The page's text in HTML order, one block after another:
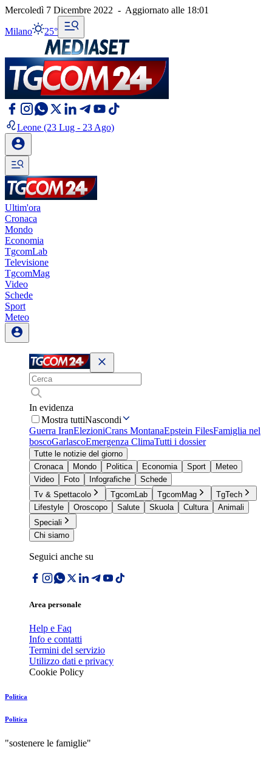
Mercoledì 7 Dicembre 2022 - Aggiornato alle 18:01
Milano 25°
Leone (23 Lug - 23 Ago)
Ultim'ora
Cronaca
Mondo
Economia
TgcomLab
Televisione
TgcomMag
Video
Schede
Sport
Meteo
In evidenza
Mostra tuttiNascondi
Guerra IranElezioniCrans MontanaEpstein FilesFamiglia nel
boscoGarlascoEmergenza ClimaTutti i dossier
Tutte le notizie del giorno
Cronaca
Mondo Politica Economia Sport
Meteo
Video
Foto Infografiche
Schede
Tv & Spettacolo
TgcomLab TgcomMag
TgTech
Lifestyle
Oroscopo Salute Skuola Cultura
Animali
Speciali
Chi siamo
Seguici anche su
Area personale
Help e Faq
Info e contatti
Termini del servizio
Utilizzo dati e privacy
Cookie Policy
Politica
Politica
"sostenere le famiglie"